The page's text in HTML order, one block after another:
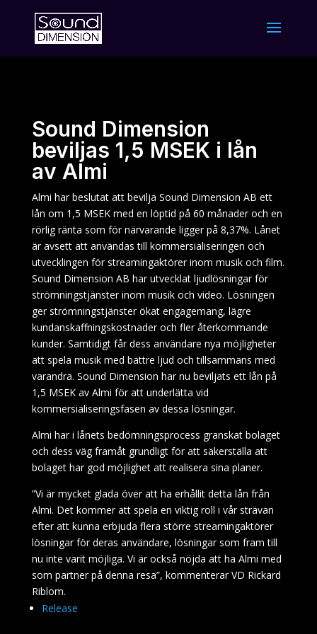
Sound Dimension
beviljas 1,5 MSEK i lån
av Almi
Almi har beslutat att bevilja Sound Dimension AB ett
lån om 1,5 MSEK med en löptid på 60 månader och en
rörlig ränta som för närvarande ligger på 8,37%. Lånet
är avsett att användas till kommersialiseringen och
utvecklingen för streamingaktörer inom musik och film.
Sound Dimension AB har utvecklat ljudlösningar för
strömningstjänster inom musik och video. Lösningen
ger strömningstjänster ökat engagemang, lägre
kundanskaffningskostnader och fler återkommande
kunder. Samtidigt får dess användare nya möjligheter
att spela musik med bättre ljud och tillsammans med
varandra. Sound Dimension har nu beviljats ett lån på
1,5 MSEK av Almi för att underlätta vid
kommersialiseringsfasen av dessa lösningar.
Almi har i lånets bedömningsprocess granskat bolaget
och dess väg framåt grundligt för att säkerställa att
bolaget har god möjlighet att realisera sina planer.
”Vi är mycket glada över att ha erhållit detta lån från
Almi. Det kommer att spela en viktig roll i vår strävan
efter att kunna erbjuda flera större streamingaktörer
lösningar för deras användare, lösningar som fram till
nu inte varit möjliga. Vi är också nöjda att ha Almi med
som partner på denna resa”, kommenterar VD Rickard
Riblom.
Release